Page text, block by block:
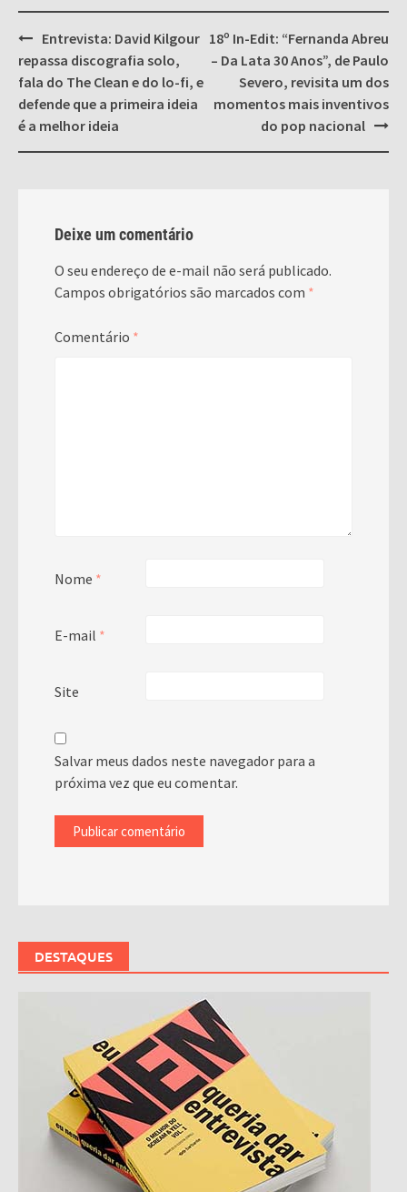
Post
navigation
Entrevista: David Kilgour
repassa discografia solo,
fala do The Clean e do lo-fi, e
defende que a primeira ideia
é a melhor ideia
18º In-Edit: “Fernanda Abreu
– Da Lata 30 Anos”, de Paulo
Severo, revisita um dos
momentos mais inventivos
do pop nacional
Deixe um comentário
O seu endereço de e-mail não será publicado.
Campos obrigatórios são marcados com *
Comentário *
Nome *
E-mail *
Site
Salvar meus dados neste navegador para a
próxima vez que eu comentar.
DESTAQUES